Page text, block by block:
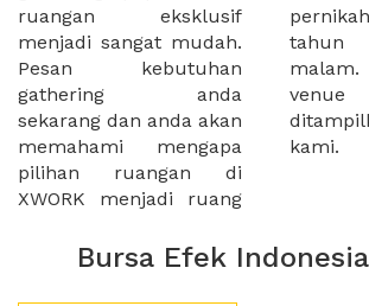
ruangan eksklusif
menjadi sangat mudah.
Pesan kebutuhan
gathering anda
sekarang dan anda akan
memahami mengapa
pilihan ruangan di
XWORK menjadi ruang
pernikahan, pesta ulang
tahun dan makan
malam. Banyak pilihan
venue terbaik yang
ditampilkan dalam situs
kami.
Bursa Efek